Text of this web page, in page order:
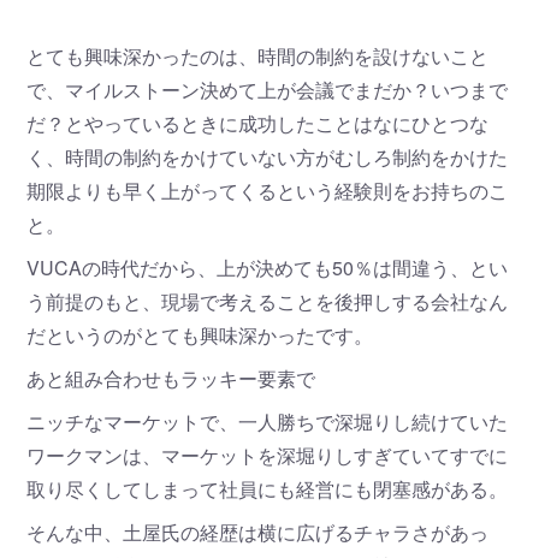
とても興味深かったのは、時間の制約を設けないこと
で、マイルストーン決めて上が会議でまだか？いつまで
だ？とやっているときに成功したことはなにひとつな
く、時間の制約をかけていない方がむしろ制約をかけた
期限よりも早く上がってくるという経験則をお持ちのこ
と。
VUCAの時代だから、上が決めても50％は間違う、とい
う前提のもと、現場で考えることを後押しする会社なん
だというのがとても興味深かったです。
あと組み合わせもラッキー要素で
ニッチなマーケットで、一人勝ちで深堀りし続けていた
ワークマンは、マーケットを深堀りしすぎていてすでに
取り尽くしてしまって社員にも経営にも閉塞感がある。
そんな中、土屋氏の経歴は横に広げるチャラさがあっ